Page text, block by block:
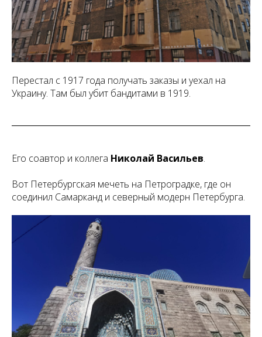
Перестал с 1917 года получать заказы и уехал на
Украину. Там был убит бандитами в 1919.
Его соавтор и коллега Николай Васильев.
Вот Петербургская мечеть на Петроградке, где он
соединил Самарканд и северный модерн Петербурга.